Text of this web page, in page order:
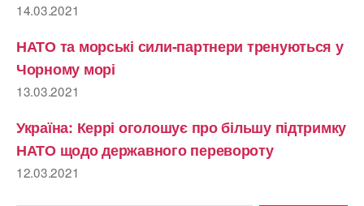
14.03.2021
НАТО та морські сили-партнери тренуються у
Чорному морі
13.03.2021
Україна: Керрі оголошує про більшу підтримку
НАТО щодо державного перевороту
12.03.2021